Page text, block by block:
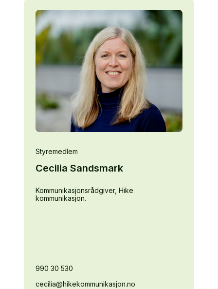
Styremedlem
Cecilia Sandsmark
Kommunikasjonsrådgiver, Hike
kommunikasjon.
990 30 530
cecilia@hikekommunikasjon.no